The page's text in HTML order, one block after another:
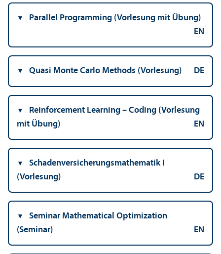
Parallel Programming (Vorlesung mit Übung)
EN
Quasi Monte Carlo Methods (Vorlesung) DE
Reinforcement Learning – Coding (Vorlesung
mit Übung)
EN
Schaden­versicherungs­mathematik I
(Vorlesung)
DE
Seminar Mathematical Optimization
(Seminar)
EN